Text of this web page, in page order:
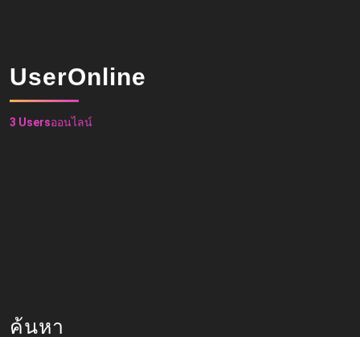
UserOnline
3 Usersออนไลน์
ค้นหา